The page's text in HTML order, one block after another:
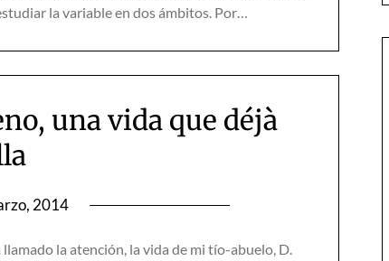
la variable en dos ámbitos. Por…
una vida que déjà
2014
la atención, la vida de mi tío-abuelo, D.